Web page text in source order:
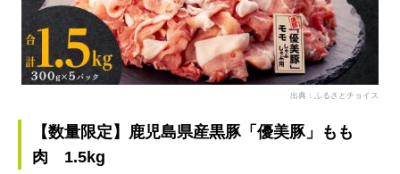
出典：ふるさとチョイス
【数量限定】鹿児島県産黒豚「優美豚」もも
肉 1.5kg